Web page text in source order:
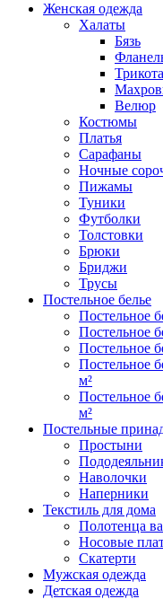
Женская одежда
Халаты
Бязь
Велюр
Костюмы
Платья
Сарафаны
Ночные
Пижамы
Туники
Футболки
Толстовки
Брюки
Бриджи
Трусы
Постельное белье
Постельное
Постельное
Постельное
Постельное
м²
Постельное
м²
Постельные
Простыни
Наволочки
Наперники
Текстиль для дома
Полотенца
Носовые
Скатерти
Мужская одежда
Детская одежда